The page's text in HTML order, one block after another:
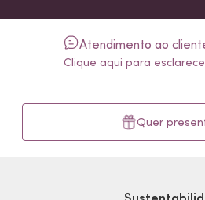
Atendimento ao
Clique aqui para
Quer